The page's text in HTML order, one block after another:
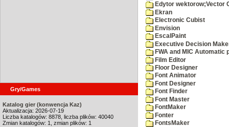
Gry/Games
Katalog gier (konwencja Kaz)
Aktualizacja: 2026-07-19
Liczba katalogów: 8878, liczba plików: 40040
Zmian katalogów: 1, zmian plików: 1
Edytor wektorow;Vector
Ekran
Electronic Cubist
Envision
EscalPaint
Executive Decision
FWA and MIC
Film Editor
Floor Designer
Font Animator
Font Designer
Font Finder
Font Master
FontMaker
Fonter
FontsMaker